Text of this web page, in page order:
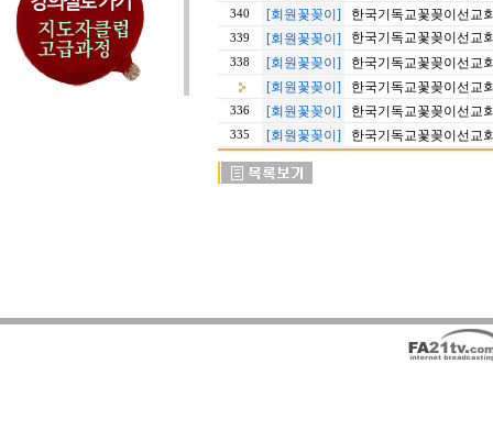
340 [회원꽃꽂이] 한국기독교꽃꽂이선교
339 [회원꽃꽂이] 한국기독교꽃꽂이선교
338 [회원꽃꽂이]
한국기독교꽃꽂이선교
[회원꽃꽂이]
한국기독교꽃꽂이선교
336 [회원꽃꽂이] 한국기독교꽃꽂이선교
335 [회원꽃꽂이] 한국기독교꽃꽂이선교